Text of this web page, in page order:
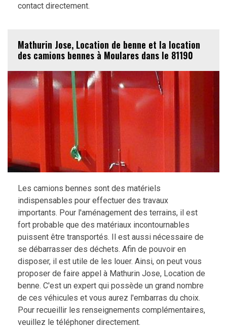
contact directement.
Mathurin Jose, Location de benne et la location
des camions bennes à Moulares dans le 81190
Les camions bennes sont des matériels
indispensables pour effectuer des travaux
importants. Pour l'aménagement des terrains, il est
fort probable que des matériaux incontournables
puissent être transportés. Il est aussi nécessaire de
se débarrasser des déchets. Afin de pouvoir en
disposer, il est utile de les louer. Ainsi, on peut vous
proposer de faire appel à Mathurin Jose, Location de
benne. C'est un expert qui possède un grand nombre
de ces véhicules et vous aurez l'embarras du choix.
Pour recueillir les renseignements complémentaires,
veuillez le téléphoner directement.